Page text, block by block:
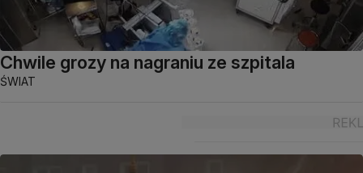
Chwile grozy na nagraniu ze szpitala
ŚWIAT